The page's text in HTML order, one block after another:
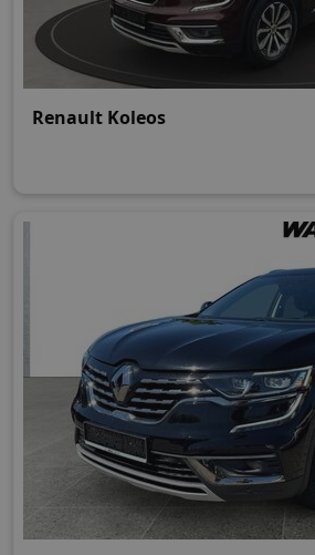
Renault Koleos